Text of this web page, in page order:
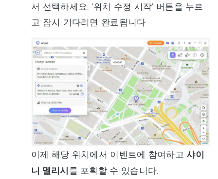
서 선택하세요. '위치 수정 시작' 버튼을 누르
고 잠시 기다리면 완료됩니다.
이제 해당 위치에서 이벤트에 참여하고샤이
니 멜리시를 포획할 수 있습니다.